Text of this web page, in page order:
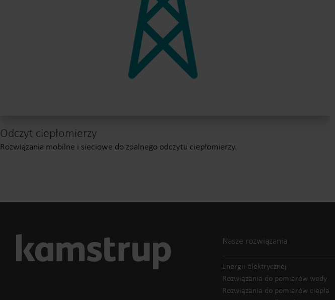
Odczyt ciepłomierzy
Rozwiązania mobilne i sieciowe do zdalnego odczytu ciepłomierzy.
Nasze rozwiązania
Energii elektrycznej
Rozwiązania do pomiarów wody
Rozwiązania do pomiarów ciepła